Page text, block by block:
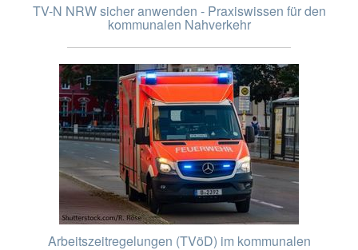
TV-N NRW sicher anwenden - Praxiswissen für den
kommunalen Nahverkehr
Arbeitszeitregelungen (TVöD) im kommunalen